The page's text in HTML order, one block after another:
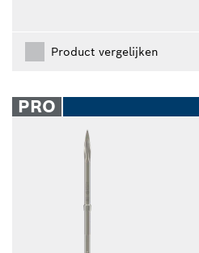
Product vergelijken
PRO